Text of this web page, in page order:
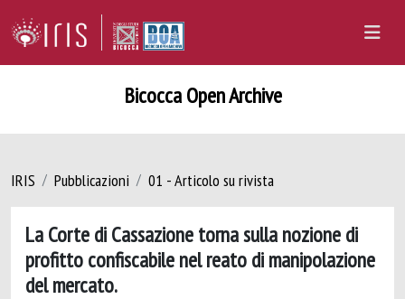
Bicocca Open Archive
IRIS Pubblicazioni 01 - Articolo su rivista
La Corte di Cassazione torna sulla nozione di
profitto confiscabile nel reato di manipolazione
del mercato.